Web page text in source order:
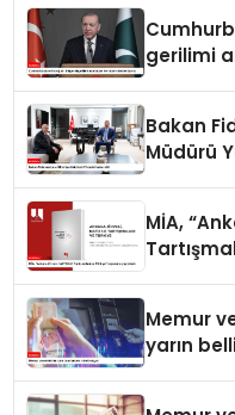
gerilimi
Bakan
Müdürü
MİA,
Memur
yarın